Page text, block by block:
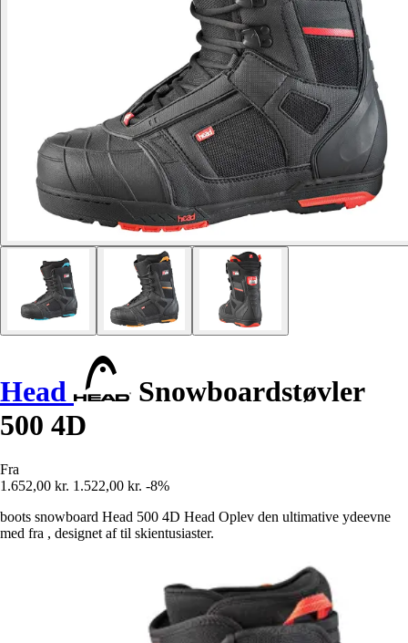
Head
Snowboardstøvler
500 4D
Fra
1.652,00 kr. 1.522,00 kr. -8%
boots snowboard Head 500 4D Head Oplev den ultimative ydeevne
med fra , designet af til skientusiaster.